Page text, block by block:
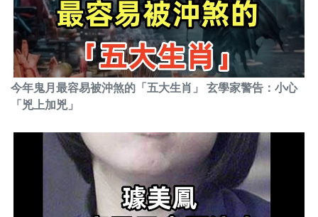
今年鬼月最容易被沖煞的「五大生肖」 玄學家警告：小心
「兇上加兇」